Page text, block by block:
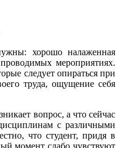
хорошо налаженная
мероприятиях.
следует опираться при
труда, ощущение себя
вопрос, а что сейчас
с различными
что студент, придя в